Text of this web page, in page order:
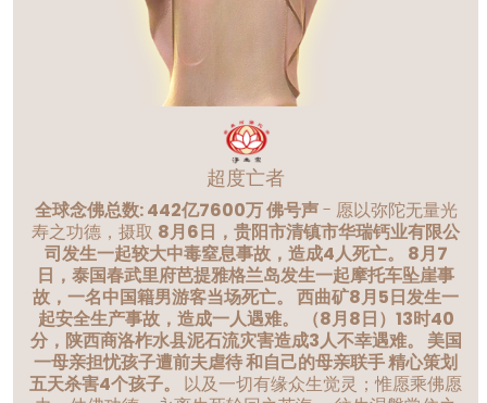
超度亡者
全球念佛总数: 442亿7600万 佛号声- 愿以弥陀无量光
寿之功德，摄取 8月6日，贵阳市清镇市华瑞钙业有限公
司发生一起较大中毒窒息事故，造成4人死亡。 8月7
日，泰国春武里府芭提雅格兰岛发生一起摩托车坠崖事
故，一名中国籍男游客当场死亡。 西曲矿8月5日发生一
起安全生产事故，造成一人遇难。 （8月8日）13时40
分，陕西商洛柞水县泥石流灾害造成3人不幸遇难。 美国
一母亲担忧孩子遭前夫虐待 和自己的母亲联手 精心策划
五天杀害4个孩子。 以及一切有缘众生觉灵；惟愿乘佛愿